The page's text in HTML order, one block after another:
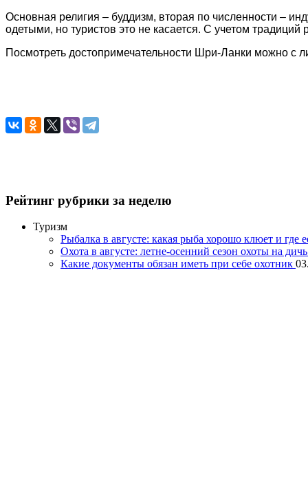
Основная религия – буддизм, вторая по численности –
одетыми, но туристов это не касается. С учетом
Посмотреть достопримечательности Шри-Ланки можно с
Рейтинг рубрики за неделю
Туризм
Рыбалка в августе: какая рыба хорошо клюет и где
Охота в августе: летне-осенний сезон охоты на
Какие документы обязан иметь при себе охотник